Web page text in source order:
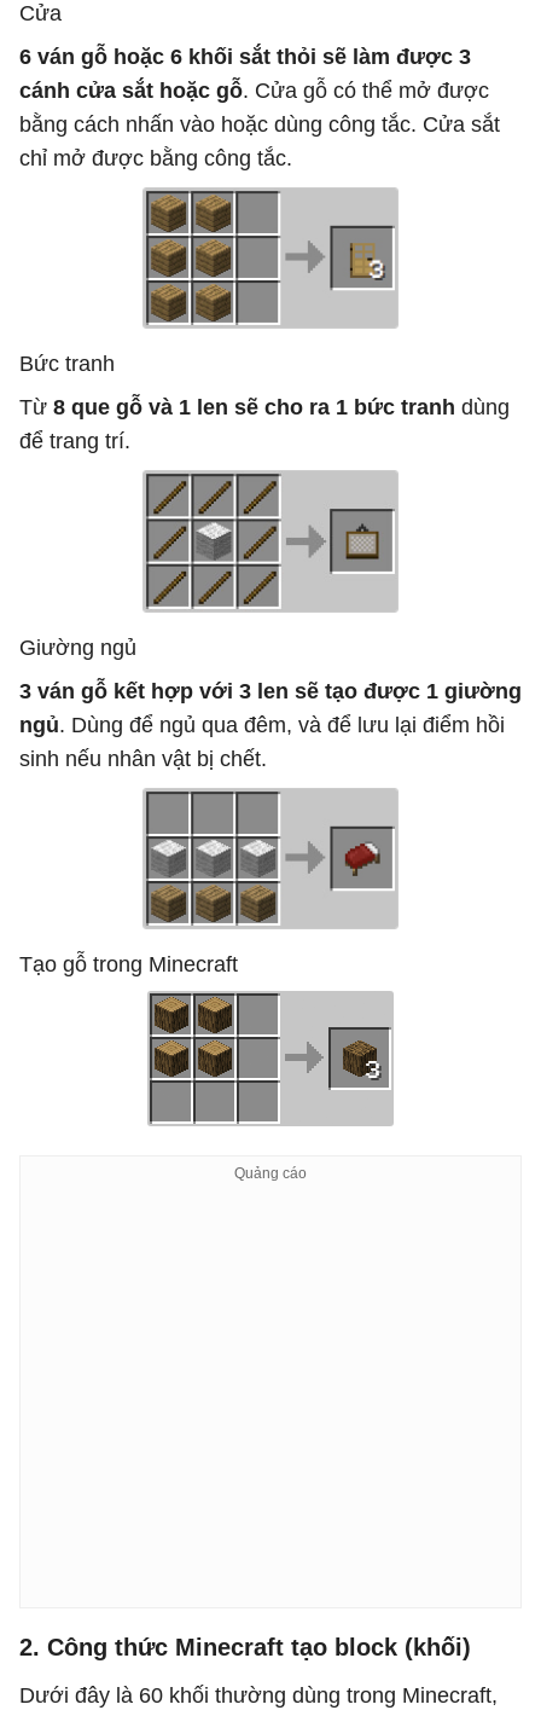
Cửa
6 ván gỗ hoặc 6 khối sắt thỏi sẽ làm được 3
cánh cửa sắt hoặc gỗ. Cửa gỗ có thể mở được
bằng cách nhấn vào hoặc dùng công tắc. Cửa sắt
chỉ mở được bằng công tắc.
Bức tranh
Từ 8 que gỗ và 1 len sẽ cho ra 1 bức tranh dùng
để trang trí.
Giường ngủ
3 ván gỗ kết hợp với 3 len sẽ tạo được 1 giường
ngủ. Dùng để ngủ qua đêm, và để lưu lại điểm hồi
sinh nếu nhân vật bị chết.
Tạo gỗ trong Minecraft
2. Công thức Minecraft tạo block (khối)
Dưới đây là 60 khối thường dùng trong Minecraft,